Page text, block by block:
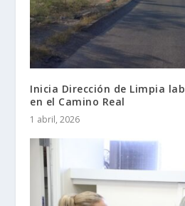
Inicia Dirección de Limpia
en el Camino Real
1 abril, 2026